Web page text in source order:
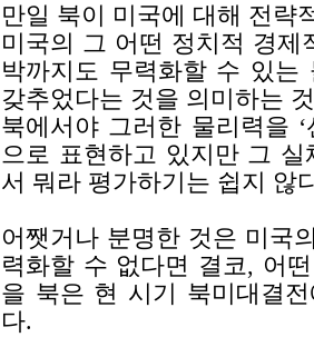
만일 북이 미국에 대해 전략
미국의 그 어떤 정치적 경
박까지도 무력화할 수 있
갖추었다는 것을 의미하는
북에서야 그러한 물리력을 ‘
으로 표현하고 있지만 그
서 뭐라 평가하기는 쉽지 않
어쨋거나 분명한 것은 미국
력화할 수 없다면 결코, 어
을 북은 현 시기 북미대결
다.